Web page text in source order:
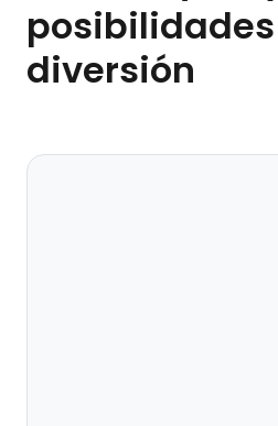
diversión